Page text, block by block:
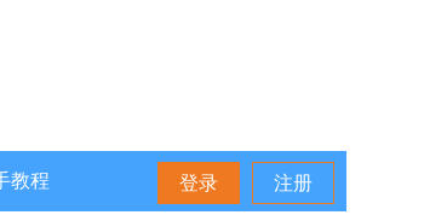
教程 登录 注册